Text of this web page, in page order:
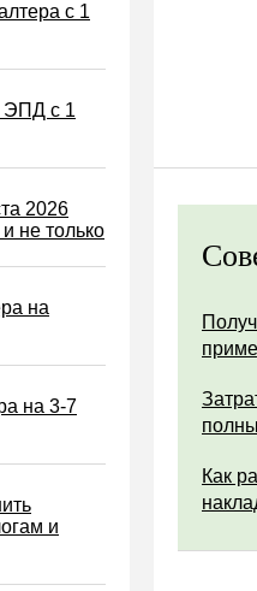
с 1
ЭПД с 1
2026
не только
на
на 3-7
и
Как